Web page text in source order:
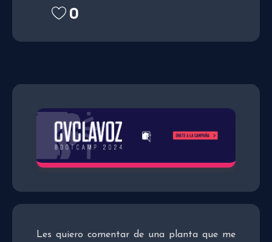
Les quiero comentar de una planta que me
0